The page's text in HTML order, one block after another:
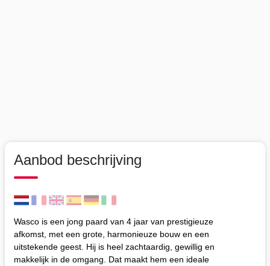
Aanbod beschrijving
Wasco is een jong paard van 4 jaar van prestigieuze
afkomst, met een grote, harmonieuze bouw en een
uitstekende geest. Hij is heel zachtaardig, gewillig en
makkelijk in de omgang. Dat maakt hem een ideale